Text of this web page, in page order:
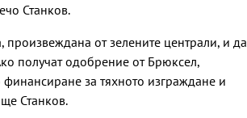
Станков.
произвеждана от зелените централи, и да
получат одобрение от Брюксел,
за тяхното изграждане и
Станков.